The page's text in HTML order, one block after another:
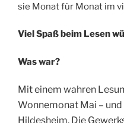
sie Monat für Monat im
Viel Spaß beim Lesen
Was war?
Mit einem wahren
Wonnemonat Mai –
Hildesheim. Die